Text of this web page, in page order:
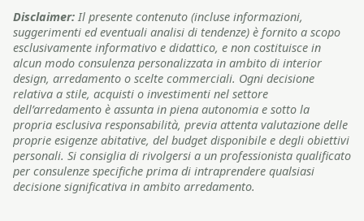
Disclaimer: Il presente contenuto (incluse informazioni,
suggerimenti ed eventuali analisi di tendenze) è fornito a scopo
esclusivamente informativo e didattico, e non costituisce in
alcun modo consulenza personalizzata in ambito di interior
design, arredamento o scelte commerciali. Ogni decisione
relativa a stile, acquisti o investimenti nel settore
dell’arredamento è assunta in piena autonomia e sotto la
propria esclusiva responsabilità, previa attenta valutazione delle
proprie esigenze abitative, del budget disponibile e degli obiettivi
personali. Si consiglia di rivolgersi a un professionista qualificato
per consulenze specifiche prima di intraprendere qualsiasi
decisione significativa in ambito arredamento.